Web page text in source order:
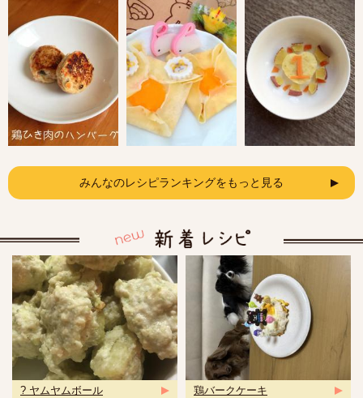
みんなのレシピランキングをもっと見る
? ヤムヤムボール 鶏バークケーキ